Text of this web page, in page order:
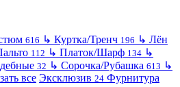
616 ↳ Куртка/Тренч 196 ↳ Лён
112 ↳ Платок/Шарф 134 ↳
32 ↳ Сорочка/Рубашка 613 ↳
все Эксклюзив 24 Фурнитура